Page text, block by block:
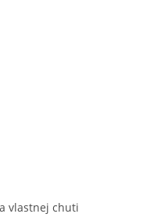
vlastnej chuti